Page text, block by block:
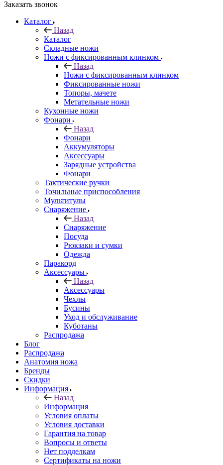
Заказать звонок
Каталог
Назад
Каталог
Складные ножи
Ножи с фиксированным клинком
Назад
Ножи с фиксированным клинком
Фиксированные ножи
Топоры, мачете
Метательные ножи
Кухонные ножи
Фонари
Назад
Фонари
Аккумуляторы
Аксессуары
Зарядные устройства
Фонари
Тактические ручки
Точильные приспособления
Мультитулы
Снаряжение
Назад
Снаряжение
Посуда
Рюкзаки и сумки
Одежда
Паракорд
Аксессуары
Назад
Аксессуары
Чехлы
Бусины
Уход и обслуживание
Куботаны
Распродажа
Блог
Распродажа
Анатомия ножа
Бренды
Скидки
Информация
Назад
Информация
Условия оплаты
Условия доставки
Гарантия на товар
Вопросы и ответы
Нет подделкам
Сертификаты на ножи